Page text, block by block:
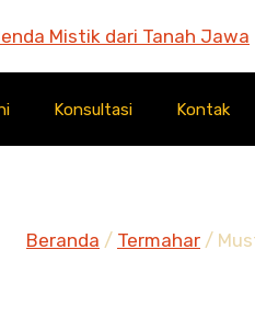
Konsultasi Kontak
Beranda / Termahar /